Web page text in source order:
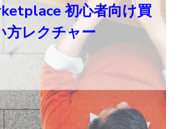
初心者向け買
方レクチャー